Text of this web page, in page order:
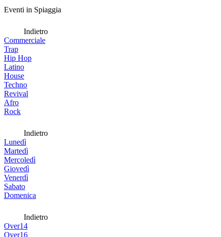
Eventi in Spiaggia
Indietro
Commerciale
Trap
Hip Hop
Latino
House
Techno
Revival
Afro
Rock
Indietro
Lunedì
Martedì
Mercoledì
Giovedì
Venerdì
Sabato
Domenica
Indietro
Over14
Over16